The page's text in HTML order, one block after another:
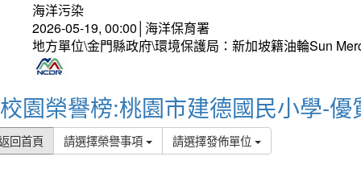
海洋污染
2026-05-19, 00:00│海洋保育署
地方單位\金門縣政府\環境保護局：新加坡籍油輪Sun
校園榮譽榜:桃園市建德國民小學-優
回首頁 請選擇榮譽事項 請選擇發佈單位